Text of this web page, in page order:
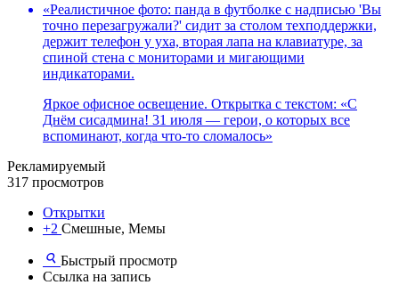
«Реалистичное фото: панда в футболке с надписью 'Вы
точно перезагружали?' сидит за столом техподдержки,
держит телефон у уха, вторая лапа на клавиатуре, за
спиной стена с мониторами и мигающими
индикаторами.
Яркое офисное освещение. Открытка с текстом: «С
Днём сисадмина! 31 июля — герои, о которых все
вспоминают, когда что-то сломалось»
Рекламируемый
317 просмотров
Открытки
+2 Смешные, Мемы
Быстрый просмотр
Ссылка на запись